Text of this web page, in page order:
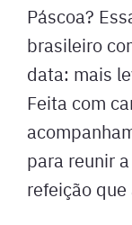
Páscoa?
brasileiro
data: mais
Feita com
para reunir
refeição